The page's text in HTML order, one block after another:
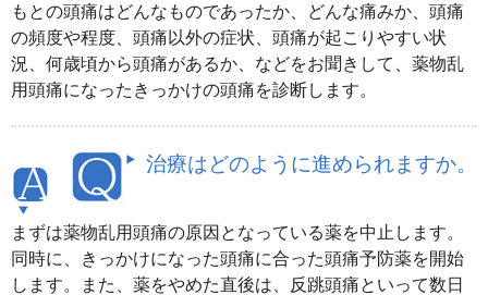
もとの頭痛はどんなものであったか、どんな痛みか、頭痛
の頻度や程度、頭痛以外の症状、頭痛が起こりやすい状
況、何歳頃から頭痛があるか、などをお聞きして、薬物乱
用頭痛になったきっかけの頭痛を診断します。
治療はどのように進められますか。
まずは薬物乱用頭痛の原因となっている薬を中止します。
同時に、きっかけになった頭痛に合った頭痛予防薬を開始
します。また、薬をやめた直後は、反跳頭痛といって数日